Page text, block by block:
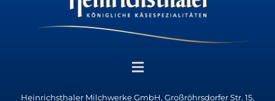
Heinrichsthaler Milchwerke GmbH, Großröhrsdorfer Str. 15,